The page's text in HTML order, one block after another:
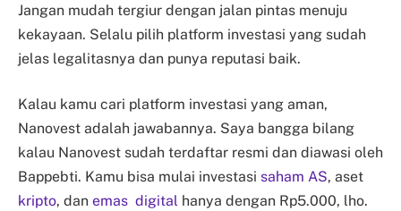
Jangan mudah tergiur dengan jalan pintas menuju
kekayaan. Selalu pilih platform investasi yang sudah
jelas legalitasnya dan punya reputasi baik.
Kalau kamu cari platform investasi yang aman,
Nanovest adalah jawabannya. Saya bangga bilang
kalau Nanovest sudah terdaftar resmi dan diawasi oleh
Bappebti. Kamu bisa mulai investasi saham AS, aset
kripto, dan emas digital hanya dengan Rp5.000, lho.